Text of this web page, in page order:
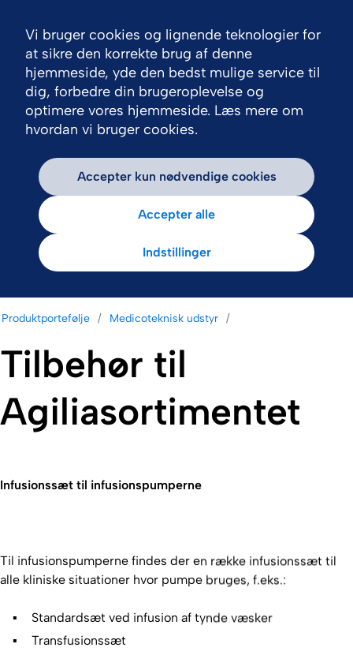
Produktportefølje Medicoteknisk udstyr
Tilbehør til
Agiliasortimentet
Infusionssæt til infusionspumperne
Til infusionspumperne findes der en række infusionssæt til
alle kliniske situationer hvor pumpe bruges, f.eks.:
Standardsæt ved infusion af tynde væsker
Transfusionssæt
Vi bruger cookies og lignende teknologier for
at sikre den korrekte brug af denne
hjemmeside, yde den bedst mulige service til
dig, forbedre din brugeroplevelse og
optimere vores hjemmeside. Læs mere om
hvordan vi bruger cookies.
Accepter kun nødvendige cookies
Accepter alle
Indstillinger